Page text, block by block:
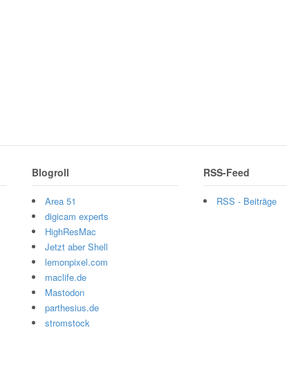
Blogroll
Area 51
digicam experts
HighResMac
Jetzt aber Shell
lemonpixel.com
maclife.de
Mastodon
parthesius.de
stromstock
RSS-Feed
RSS - Beiträge